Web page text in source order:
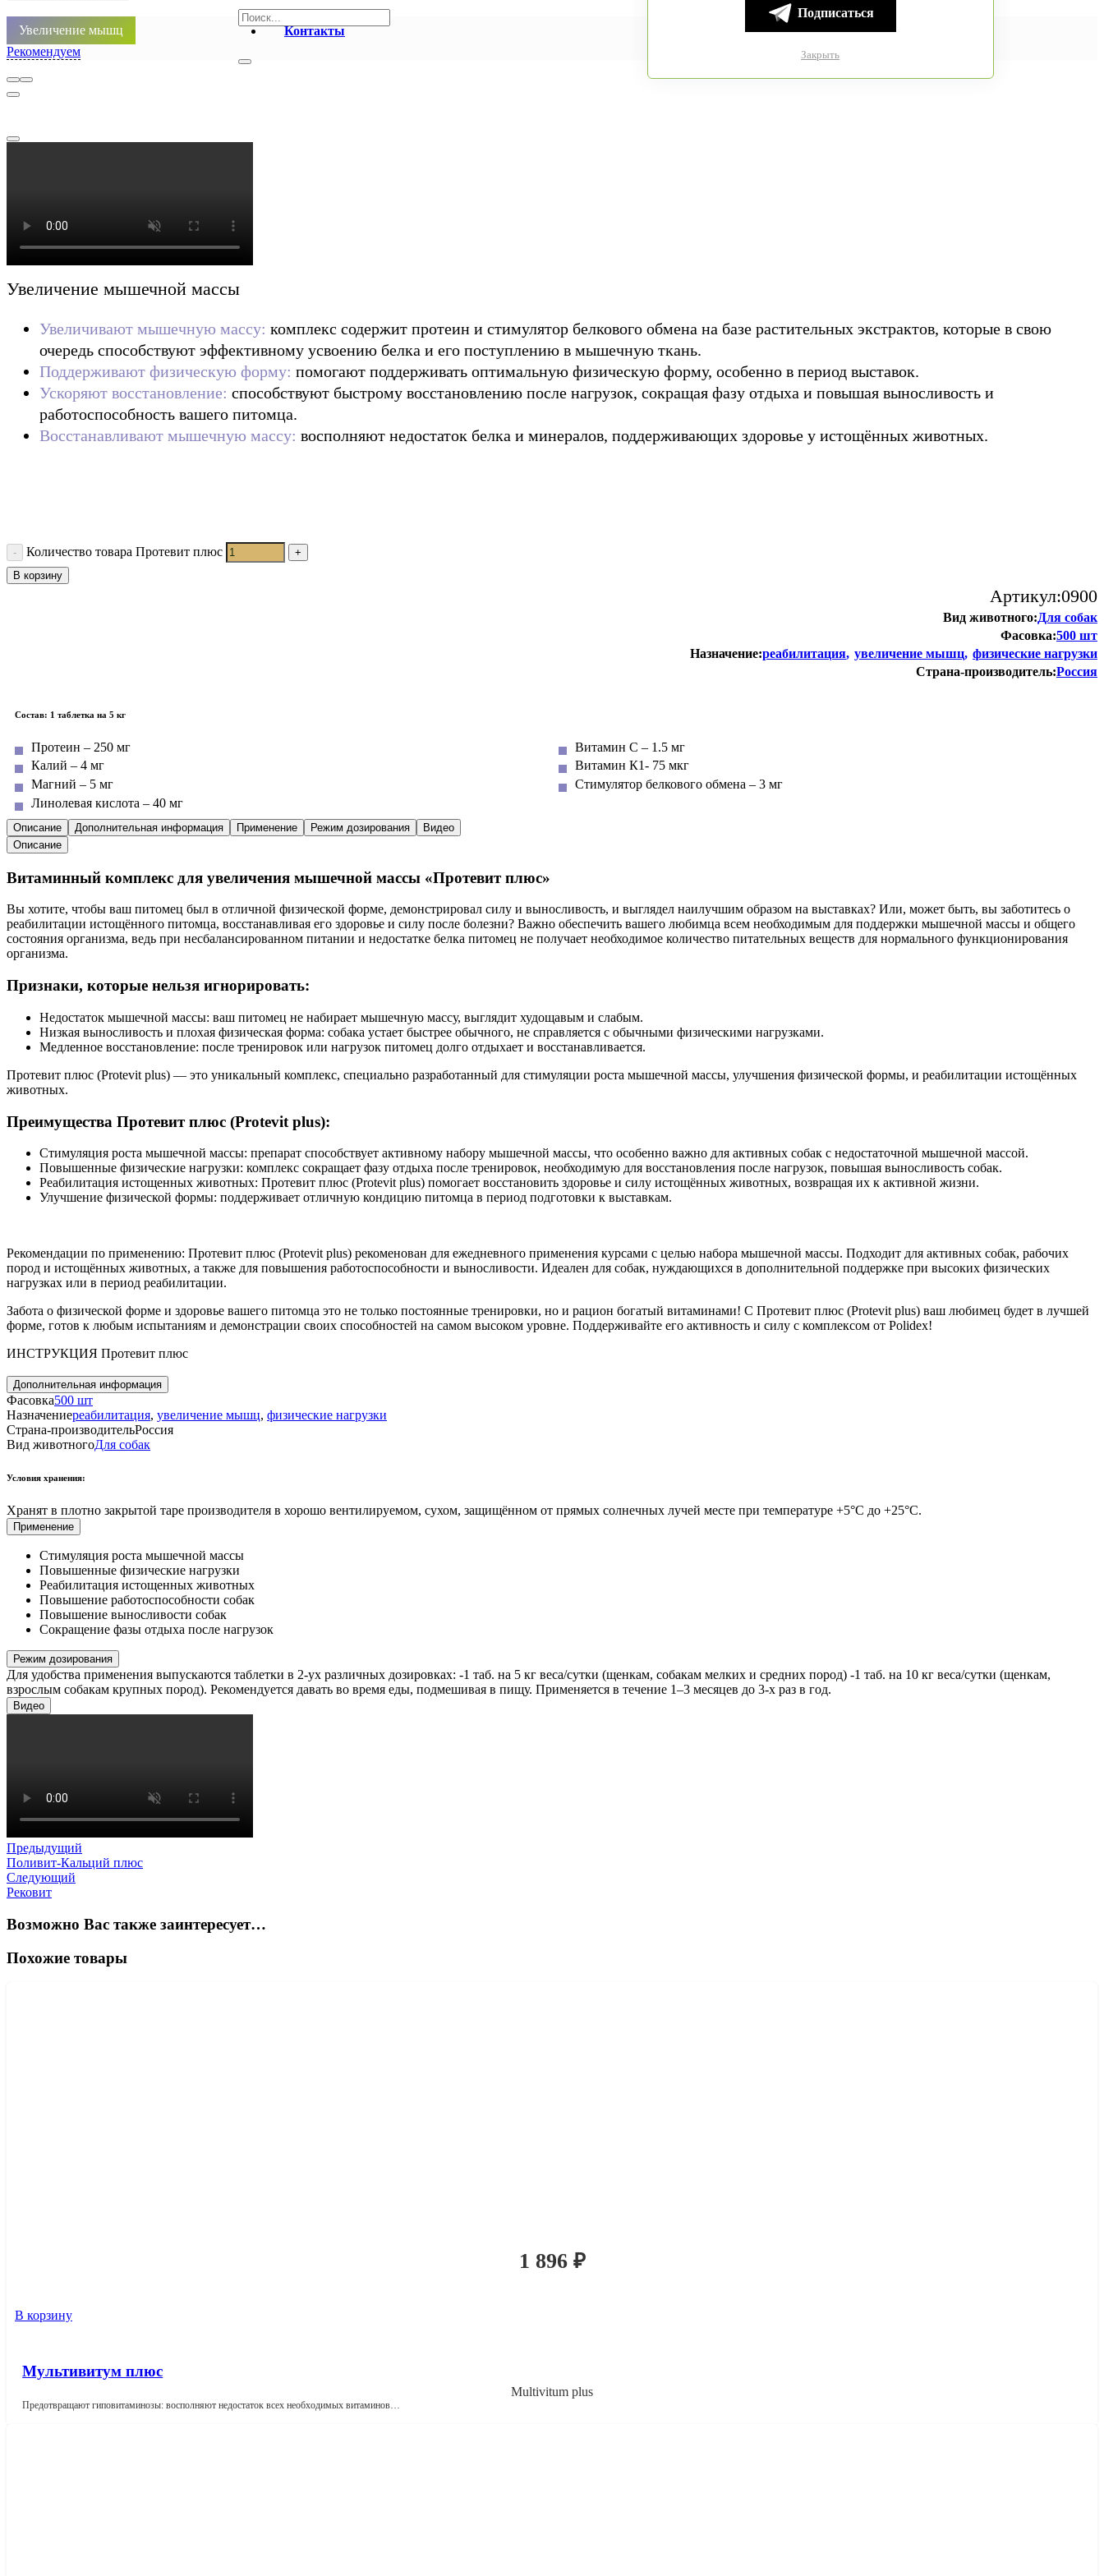
Контакты
Увеличение мышц
Рекомендуем
Увеличение мышечной массы
Увеличивают мышечную массу: комплекс содержит протеин и стимулятор белкового обмена на базе растительных экстрактов, которые в свою
очередь способствуют эффективному усвоению белка и его поступлению в мышечную ткань.
Поддерживают физическую форму: помогают поддерживать оптимальную физическую форму, особенно в период выставок.
Ускоряют восстановление: способствуют быстрому восстановлению после нагрузок, сокращая фазу отдыха и повышая выносливость и
работоспособность вашего питомца.
Восстанавливают мышечную массу: восполняют недостаток белка и минералов, поддерживающих здоровье у истощённых животных.
Количество товара Протевит плюс
В корзину
Артикул:0900
Вид животного:Для собак
Фасовка:500 шт
Назначение:реабилитация увеличение мышц физические нагрузки
Страна-производитель:Россия
Состав: 1 таблетка на 5 кг
Протеин – 250 мг
Калий – 4 мг
Магний – 5 мг
Линолевая кислота – 40 мг
Витамин С – 1.5 мг
Витамин К1- 75 мкг
Стимулятор белкового обмена – 3 мг
Описание Дополнительная информация Применение Режим дозирования
Видео
Описание
Витаминный комплекс для увеличения мышечной массы «Протевит плюс»
Вы хотите, чтобы ваш питомец был в отличной физической форме, демонстрировал силу и выносливость, и выглядел наилучшим образом на выставках? Или, может быть, вы заботитесь о
реабилитации истощённого питомца, восстанавливая его здоровье и силу после болезни? Важно обеспечить вашего любимца всем необходимым для поддержки мышечной массы и общего
состояния организма, ведь при несбалансированном питании и недостатке белка питомец не получает необходимое количество питательных веществ для нормального функционирования
организма.
Признаки, которые нельзя игнорировать:
Недостаток мышечной массы: ваш питомец не набирает мышечную массу, выглядит худощавым и слабым.
Низкая выносливость и плохая физическая форма: собака устает быстрее обычного, не справляется с обычными физическими нагрузками.
Медленное восстановление: после тренировок или нагрузок питомец долго отдыхает и восстанавливается.
Протевит плюс (Protevit plus) — это уникальный комплекс, специально разработанный для стимуляции роста мышечной массы, улучшения физической формы, и реабилитации истощённых
животных.
Преимущества Протевит плюс (Protevit plus):
Стимуляция роста мышечной массы: препарат способствует активному набору мышечной массы, что особенно важно для активных собак с недостаточной мышечной массой.
Повышенные физические нагрузки: комплекс сокращает фазу отдыха после тренировок, необходимую для восстановления после нагрузок, повышая выносливость собак.
Реабилитация истощенных животных: Протевит плюс (Protevit plus) помогает восстановить здоровье и силу истощённых животных, возвращая их к активной жизни.
Улучшение физической формы: поддерживает отличную кондицию питомца в период подготовки к выставкам.
Рекомендации по применению: Протевит плюс (Protevit plus) рекоменован для ежедневного применения курсами с целью набора мышечной массы. Подходит для активных собак, рабочих
пород и истощённых животных, а также для повышения работоспособности и выносливости. Идеален для собак, нуждающихся в дополнительной поддержке при высоких физических
нагрузках или в период реабилитации.
Забота о физической форме и здоровье вашего питомца это не только постоянные тренировки, но и рацион богатый витаминами! С Протевит плюс (Protevit plus) ваш любимец будет в лучшей
форме, готов к любым испытаниям и демонстрации своих способностей на самом высоком уровне. Поддерживайте его активность и силу с комплексом от Polidex!
ИНСТРУКЦИЯ Протевит плюс
Дополнительная информация
Фасовка500 шт
Назначениереабилитация, увеличение мышц, физические нагрузки
Страна-производительРоссия
Вид животногоДля собак
Условия хранения:
Хранят в плотно закрытой таре производителя в хорошо вентилируемом, сухом, защищённом от прямых солнечных лучей месте при температуре +5°C до +25°C.
Применение
Стимуляция роста мышечной массы
Повышенные физические нагрузки
Реабилитация истощенных животных
Повышение работоспособности собак
Повышение выносливости собак
Сокращение фазы отдыха после нагрузок
Режим дозирования
Для удобства применения выпускаются таблетки в 2-ух различных дозировках: -1 таб. на 5 кг веса/сутки (щенкам, собакам мелких и средних пород) -1 таб. на 10 кг веса/сутки (щенкам,
взрослым собакам крупных пород). Рекомендуется давать во время еды, подмешивая в пищу. Применяется в течение 1–3 месяцев до 3-х раз в год.
Видео
Предыдущий
Поливит-Кальций плюс
Следующий
Рековит
Возможно Вас также заинтересует…
Похожие товары
1 896 ₽
В корзину
Мультивитум плюс
Multivitum plus
Предотвращают гиповитаминозы: восполняют недостаток всех необходимых витаминов…
Подписаться
Закрыть